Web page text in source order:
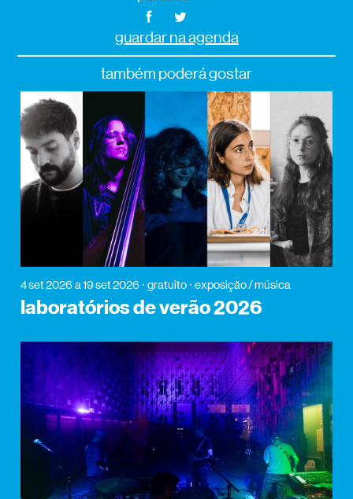
guardar na agenda
também poderá gostar
4 set 2026 a 19 set 2026 gratuito exposição / música
laboratórios de verão 2026